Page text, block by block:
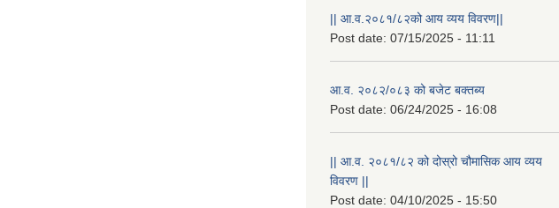
|| आ.व.२०८१/८२को आय व्यय विवरण||
Post date: 07/15/2025 - 11:11
आ.व. २०८२/०८३ को बजेट बक्तब्य
Post date: 06/24/2025 - 16:08
|| आ.व. २०८१/८२ को दोस्रो चौमासिक आय व्यय
विवरण ||
Post date: 04/10/2025 - 15:50